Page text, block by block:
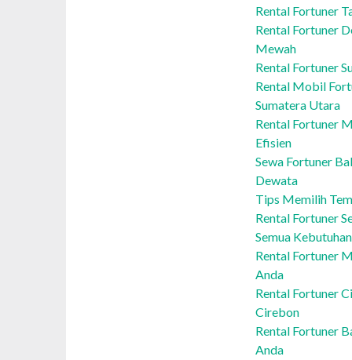
Rental Fortuner
Rental Fortuner
Mewah
Rental Fortuner
Rental Mobil
Sumatera Utara
Rental Fortuner
Efisien
Sewa Fortuner
Dewata
Tips Memilih
Rental Fortuner
Semua Kebutuhan
Rental Fortuner
Anda
Rental Fortuner
Cirebon
Rental Fortuner
Anda